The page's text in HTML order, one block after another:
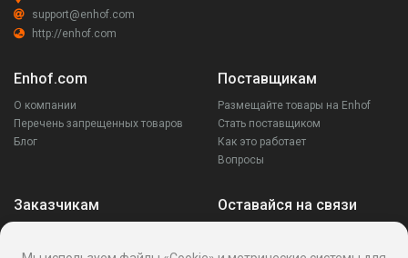
support@enhof.com
http://enhof.com
Enhof.com
О компании
Перечень запрещенных товаров
Блог
Поставщикам
Размещайте товары на Enhof
Стать поставщиком
Как это работает
Вопросы
Заказчикам
Ваши запросы
Оставайся на связи